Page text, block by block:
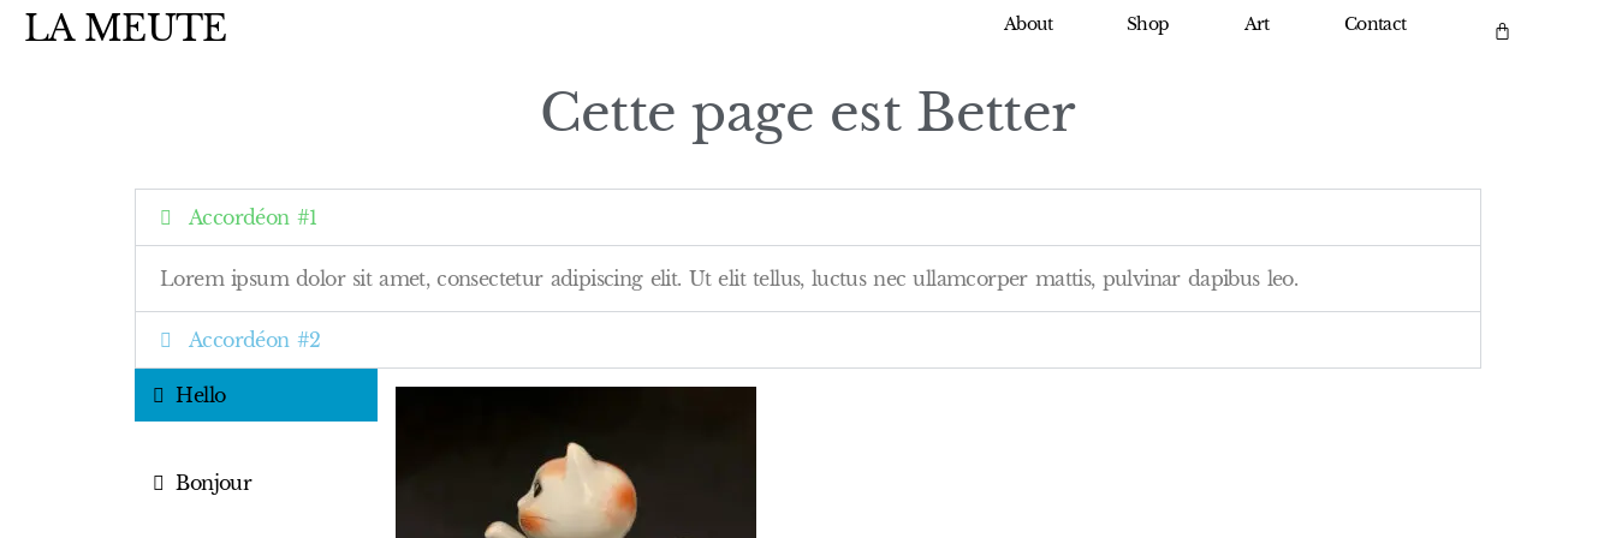
LA MEUTE About Shop Art Contact
Cette page est Better
Accordéon #1
Lorem ipsum dolor sit amet, consectetur adipiscing elit. Ut elit tellus, luctus nec ullamcorper mattis, pulvinar dapibus leo.
Accordéon #2
Hello
Bonjour